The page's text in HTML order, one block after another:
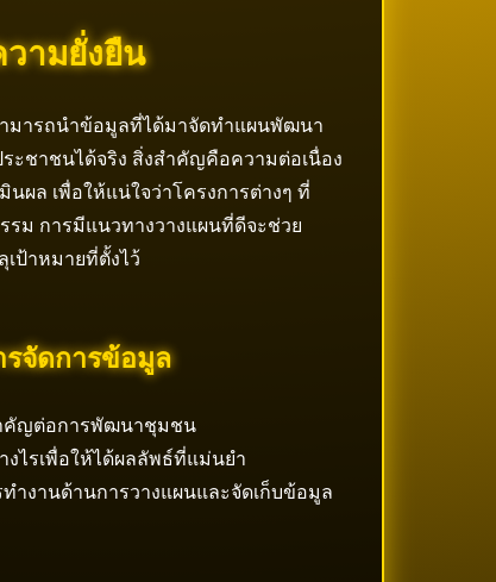
ามยั่งยืน
ามารถนำข้อมูลที่ได้มาจัดทำแผนพัฒนา
ชาชนได้จริง สิ่งสำคัญคือความต่อเนื่อง
ผล เพื่อให้แน่ใจว่าโครงการต่างๆ ที่
รม การมีแนวทางวางแผนที่ดีจะช่วย
ป้าหมายที่ตั้งไว้
จัดการข้อมูล
คัญต่อการพัฒนาชุมชน
ไรเพื่อให้ได้ผลลัพธ์ที่แม่นยำ
ำงานด้านการวางแผนและจัดเก็บข้อมูล